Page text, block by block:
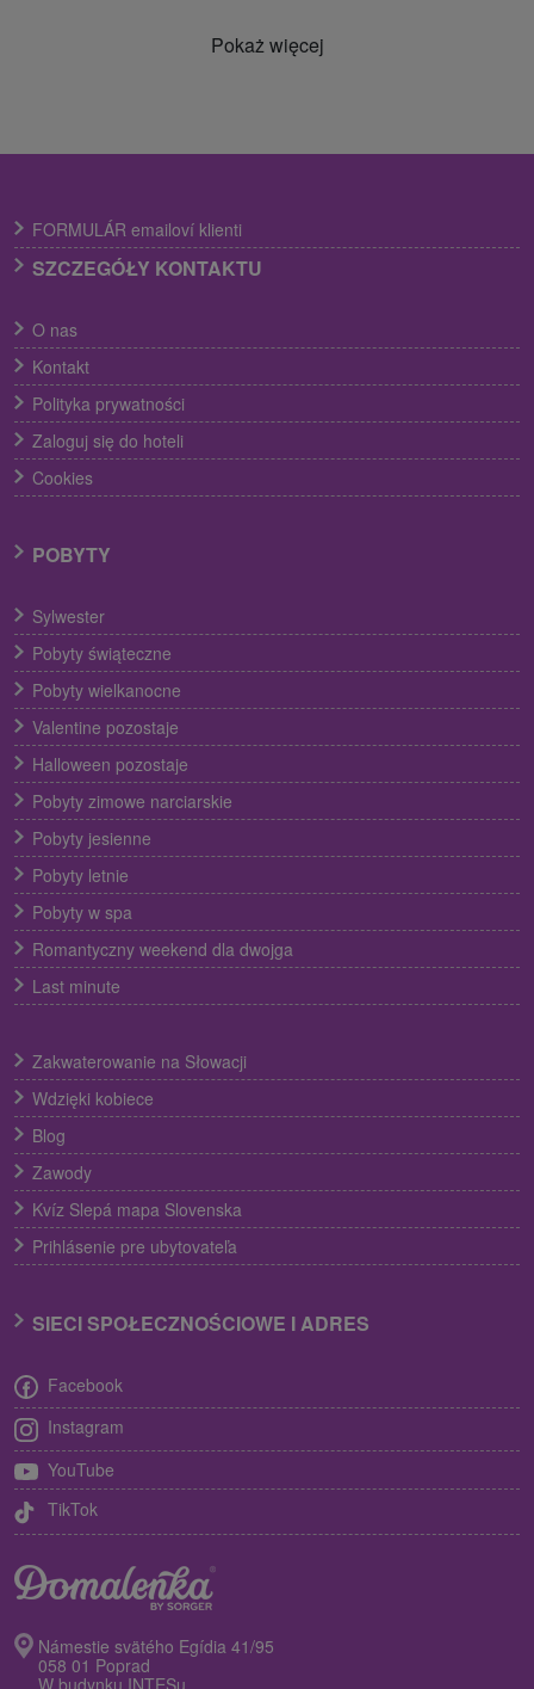
Pokaż więcej
FORMULÁR emailoví klienti
SZCZEGÓŁY KONTAKTU
O nas
Kontakt
Polityka prywatności
Zaloguj się do hoteli
Cookies
POBYTY
Sylwester
Pobyty świąteczne
Pobyty wielkanocne
Valentine pozostaje
Halloween pozostaje
Pobyty zimowe narciarskie
Pobyty jesienne
Pobyty letnie
Pobyty w spa
Romantyczny weekend dla dwojga
Last minute
Zakwaterowanie na Słowacji
Wdzięki kobiece
Blog
Zawody
Kvíz Slepá mapa Slovenska
Prihlásenie pre ubytovateľa
SIECI SPOŁECZNOŚCIOWE I ADRES
Facebook
Instagram
YouTube
TikTok
Námestie svätého Egídia 41/95
058 01 Poprad
W budynku INTESu